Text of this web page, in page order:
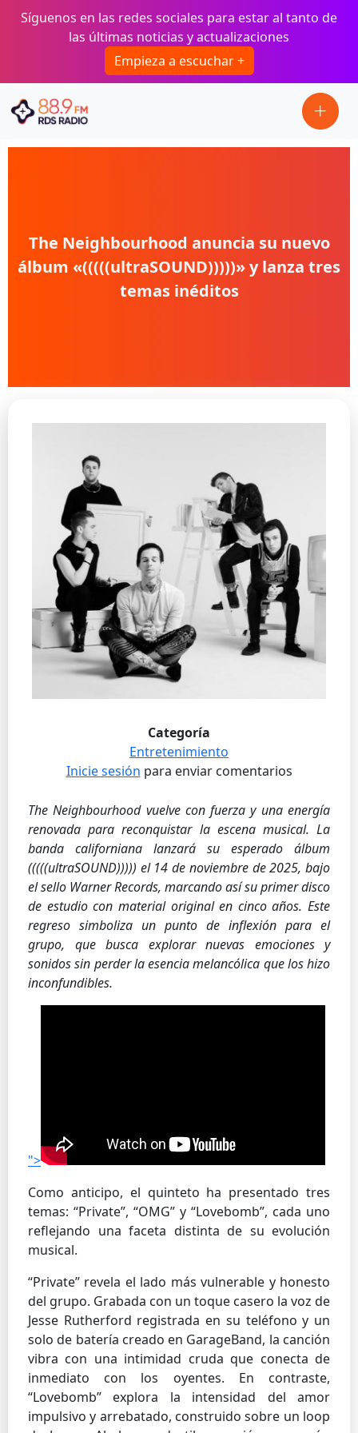
Pasar al contenido principal
Síguenos en las redes sociales para estar al tanto de
las últimas noticias y actualizaciones
Empieza a escuchar +
The Neighbourhood anuncia su nuevo
álbum «(((((ultraSOUND)))))» y lanza tres
temas inéditos
Categoría
Entretenimiento
Inicie sesión para enviar comentarios
The Neighbourhood vuelve con fuerza y una energía
renovada para reconquistar la escena musical. La
banda californiana lanzará su esperado álbum
(((((ultraSOUND))))) el 14 de noviembre de 2025, bajo
el sello Warner Records, marcando así su primer disco
de estudio con material original en cinco años. Este
regreso simboliza un punto de inflexión para el
grupo, que busca explorar nuevas emociones y
sonidos sin perder la esencia melancólica que los hizo
inconfundibles.
">
Como anticipo, el quinteto ha presentado tres
temas: “Private”, “OMG” y “Lovebomb”, cada uno
reflejando una faceta distinta de su evolución
musical.
“Private” revela el lado más vulnerable y honesto
del grupo. Grabada con un toque casero la voz de
Jesse Rutherford registrada en su teléfono y un
solo de batería creado en GarageBand, la canción
vibra con una intimidad cruda que conecta de
inmediato con los oyentes. En contraste,
“Lovebomb” explora la intensidad del amor
impulsivo y arrebatado, construido sobre un loop